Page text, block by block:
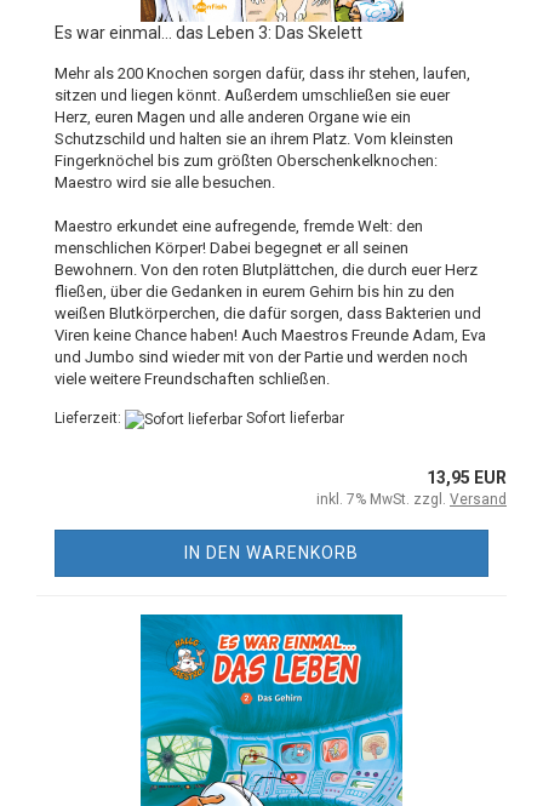
Es war einmal... das Leben 3: Das Skelett
Mehr als 200 Knochen sorgen dafür, dass ihr stehen, laufen,
sitzen und liegen könnt. Außerdem umschließen sie euer
Herz, euren Magen und alle anderen Organe wie ein
Schutzschild und halten sie an ihrem Platz. Vom kleinsten
Fingerknöchel bis zum größten Oberschenkelknochen:
Maestro wird sie alle besuchen.
Maestro erkundet eine aufregende, fremde Welt: den
menschlichen Körper! Dabei begegnet er all seinen
Bewohnern. Von den roten Blutplättchen, die durch euer Herz
fließen, über die Gedanken in eurem Gehirn bis hin zu den
weißen Blutkörperchen, die dafür sorgen, dass Bakterien und
Viren keine Chance haben! Auch Maestros Freunde Adam, Eva
und Jumbo sind wieder mit von der Partie und werden noch
viele weitere Freundschaften schließen.
Lieferzeit: Sofort lieferbar
13,95 EUR
inkl. 7% MwSt. zzgl. Versand
IN DEN WARENKORB